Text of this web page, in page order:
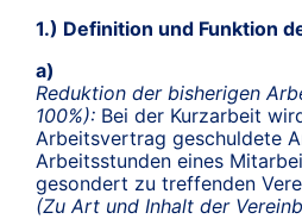
1.) Definition und Funktion
a)
Reduktion der bisherigen
100%): Bei der Kurzarbeit
Arbeitsvertrag geschuldete
Arbeitsstunden eines
gesondert zu treffenden
(Zu Art und Inhalt der